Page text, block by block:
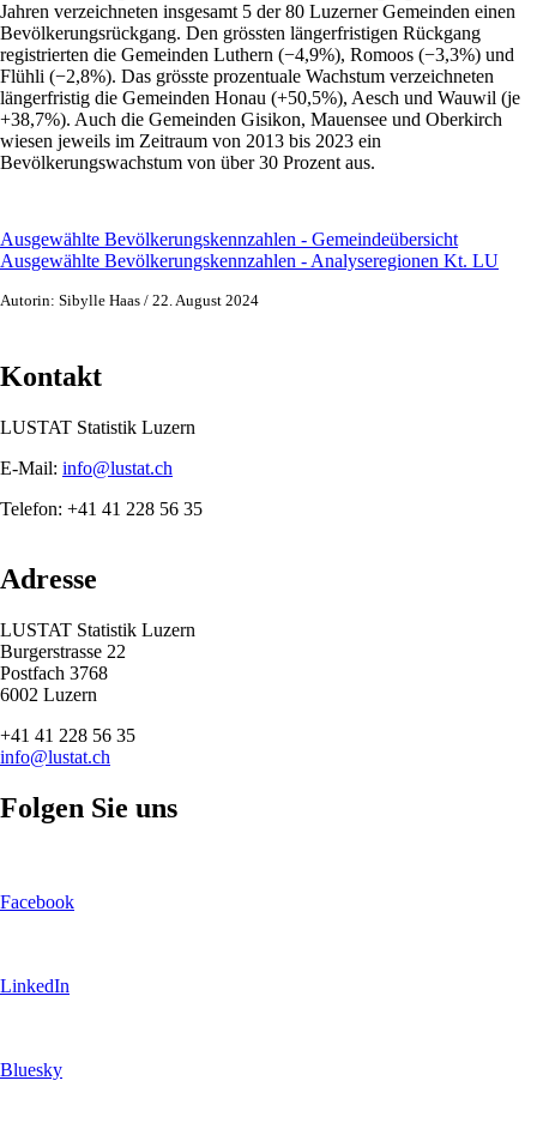
Jahren verzeichneten insgesamt 5 der 80 Luzerner Gemeinden einen
Bevölkerungsrückgang. Den grössten längerfristigen Rückgang
registrierten die Gemeinden Luthern (−4,9%), Romoos (−3,3%) und
Flühli (−2,8%). Das grösste prozentuale Wachstum verzeichneten
längerfristig die Gemeinden Honau (+50,5%), Aesch und Wauwil (je
+38,7%). Auch die Gemeinden Gisikon, Mauensee und Oberkirch
wiesen jeweils im Zeitraum von 2013 bis 2023 ein
Bevölkerungswachstum von über 30 Prozent aus.
Ausgewählte Bevölkerungskennzahlen - Gemeindeübersicht
Ausgewählte Bevölkerungskennzahlen - Analyseregionen Kt. LU
Autorin: Sibylle Haas / 22. August 2024
Kontakt
LUSTAT Statistik Luzern
E-Mail: info@lustat.ch
Telefon: +41 41 228 56 35
Adresse
LUSTAT Statistik Luzern
Burgerstrasse 22
Postfach 3768
6002 Luzern
+41 41 228 56 35
info@lustat.ch
Folgen Sie uns
Facebook
LinkedIn
Bluesky